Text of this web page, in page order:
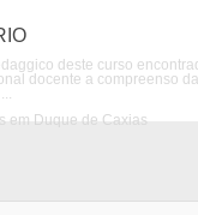
deste curso
docente a compreenso
em Duque de Caxias